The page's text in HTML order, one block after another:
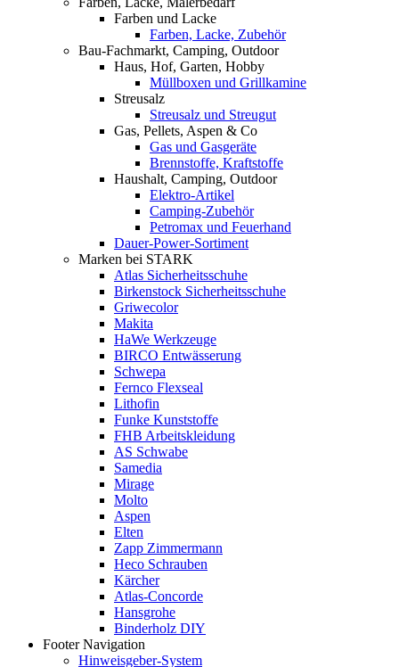
Farben und Lacke
Farben, Lacke, Zubehör
Bau-Fachmarkt, Camping, Outdoor
Haus, Hof, Garten, Hobby
Müllboxen und Grillkamine
Streusalz
Streusalz und Streugut
Gas, Pellets, Aspen & Co
Gas und Gasgeräte
Brennstoffe, Kraftstoffe
Haushalt, Camping, Outdoor
Elektro-Artikel
Camping-Zubehör
Petromax und Feuerhand
Dauer-Power-Sortiment
Marken bei STARK
Atlas Sicherheitsschuhe
Birkenstock Sicherheitsschuhe
Griwecolor
Makita
HaWe Werkzeuge
BIRCO Entwässerung
Schwepa
Fernco Flexseal
Lithofin
Funke Kunststoffe
FHB Arbeitskleidung
AS Schwabe
Samedia
Mirage
Molto
Aspen
Elten
Zapp Zimmermann
Heco Schrauben
Kärcher
Atlas-Concorde
Hansgrohe
Binderholz DIY
Footer Navigation
Hinweisgeber-System